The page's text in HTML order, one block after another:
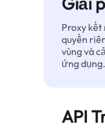
Proxy kết
quyền
vùng và
ứng dụng.
API